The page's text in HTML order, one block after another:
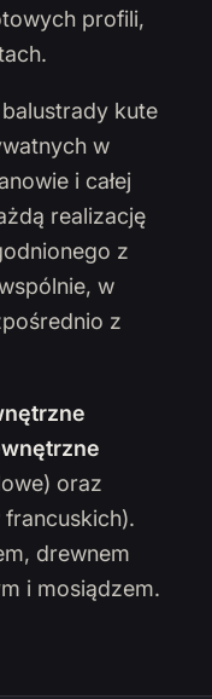
profili,
balustrady kute
w
i całej
realizację
z
w
z
oraz
drewnem
i mosiądzem.